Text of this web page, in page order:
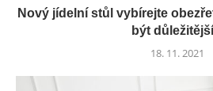
Nový jídelní stůl vybírejte
být
18. 11. 2021